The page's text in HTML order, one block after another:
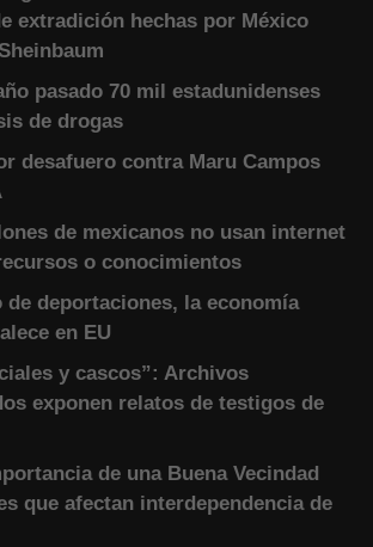
extradición hechas por México
pasado 70 mil estadunidenses
de drogas
desafuero contra Maru Campos
de mexicanos no usan internet
o conocimientos
de deportaciones, la economía
en EU
y cascos”: Archivos
exponen relatos de testigos de
de una Buena Vecindad
que afectan interdependencia de